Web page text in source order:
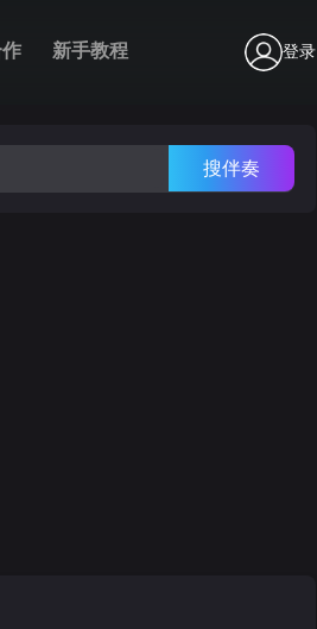
作 新手教程 登录
搜伴奏